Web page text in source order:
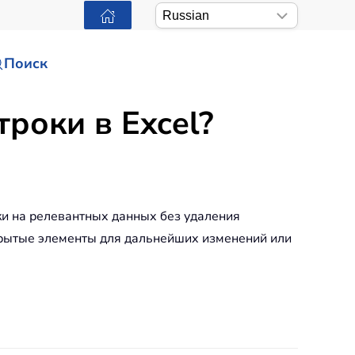
Поиск
в Excel?
на релевантных данных без удаления
элементы для дальнейших изменений или